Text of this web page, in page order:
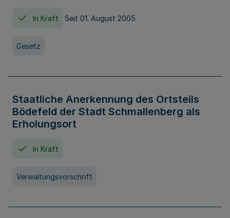
In Kraft Seit 01. August 2005
Gesetz
Staatliche Anerkennung des Ortsteils
Bödefeld der Stadt Schmallenberg als
Erholungsort
In Kraft
Verwaltungsvorschrift